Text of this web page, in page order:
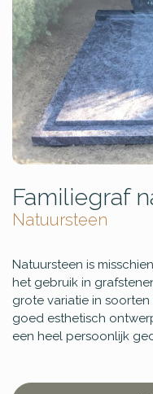
Familiegraf
Natuursteen
Natuursteen is
het gebruik in
grote variatie in
goed esthetisch
een heel persoonlijk